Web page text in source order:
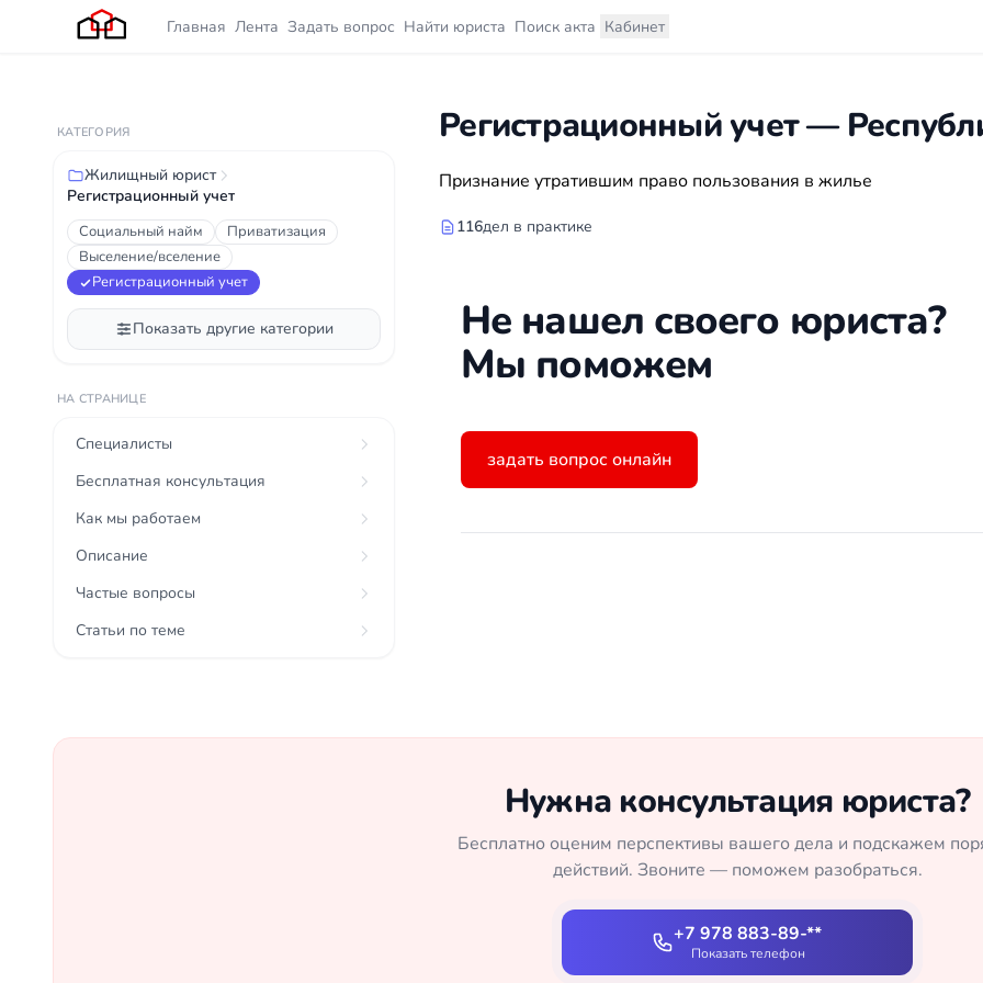
Главная Лента Задать вопрос Найти юриста Поиск акта Кабинет
КАТЕГОРИЯ
Жилищный юрист
Регистрационный учет
Социальный найм
Приватизация
Выселение/вселение
Регистрационный учет
Показать другие категории
НА СТРАНИЦЕ
Специалисты
Бесплатная консультация
Как мы работаем
Описание
Частые вопросы
Статьи по теме
Регистрационный учет —
Признание утратившим право пользования в жилье
116дел в практике
Не нашел своего юриста?
Мы поможем
задать вопрос онлайн
Нужна консультация юриста?
Бесплатно оценим перспективы вашего дела и подскажем
действий. Звоните — поможем разобраться.
+7 978 883-89-**
Показать телефон